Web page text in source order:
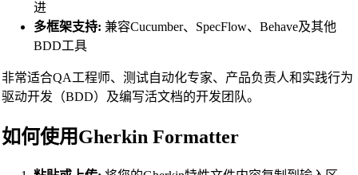
Vue Beautifier
SCSS Beautifier
JSON Beautifier
XML Beautifier
SQL Beautifier
进
多框架支持: 兼容Cucumber、SpecFlow、Behave及其他
BDD工具
非常适合QA工程师、测试自动化专家、产品负责人和实践行为
驱动开发（BDD）及编写活文档的开发团队。
如何使用Gherkin Formatter